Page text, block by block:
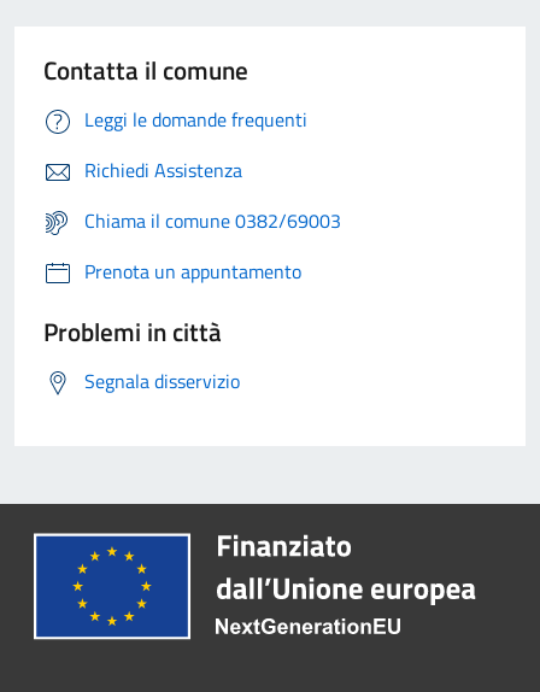
Contatta il comune
Leggi le domande frequenti
Richiedi Assistenza
Chiama il comune 0382/69003
Prenota un appuntamento
Problemi in città
Segnala disservizio